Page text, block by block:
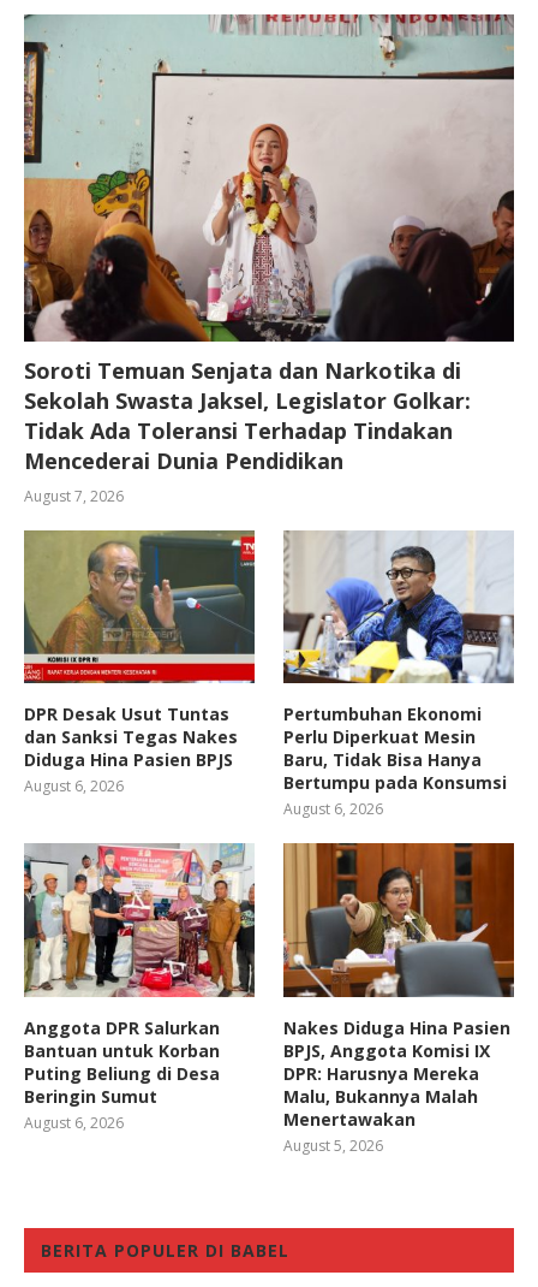
Soroti Temuan Senjata dan Narkotika di
Sekolah Swasta Jaksel, Legislator Golkar:
Tidak Ada Toleransi Terhadap Tindakan
Mencederai Dunia Pendidikan
August 7, 2026
DPR Desak Usut Tuntas
dan Sanksi Tegas Nakes
Diduga Hina Pasien BPJS
August 6, 2026
Pertumbuhan Ekonomi
Perlu Diperkuat Mesin
Baru, Tidak Bisa Hanya
Bertumpu pada Konsumsi
August 6, 2026
Anggota DPR Salurkan
Bantuan untuk Korban
Puting Beliung di Desa
Beringin Sumut
August 6, 2026
Nakes Diduga Hina Pasien
BPJS, Anggota Komisi IX
DPR: Harusnya Mereka
Malu, Bukannya Malah
Menertawakan
August 5, 2026
BERITA POPULER DI BABEL